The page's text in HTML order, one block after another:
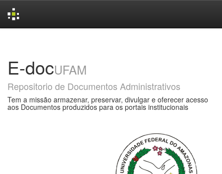
E-docUFAM
Repositorio de Documentos Administrativos
Tem a missão armazenar, preservar, divulgar e oferecer acesso
aos Documentos produzidos para os portais institucionais